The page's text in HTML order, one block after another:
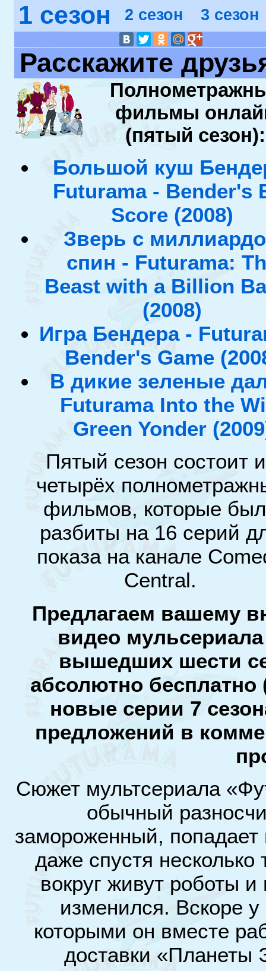
1 сезон 2 сезон 3 сезон
Расскажите
фильмы
(пятый сезон):
Большой куш
Futurama - Bender's
Score (2008)
Зверь с
спин - Futurama:
Beast with a Billion
(2008)
Игра Бендера -
Bender's Game
В дикие зеленые
Futurama Into the
Green Yonder
Пятый сезон состоит
четырёх
фильмов, которые
разбиты на 16 серий
показа на канале
Central.
Предлагаем вашему
видео
вышедших шести
абсолютно
новые серии 7
предложений в
Сюжет мультсериала
обычный
замороженный,
даже спустя несколько
вокруг живут роботы
изменился. Вскоре
которыми он вместе
доставки «Планеты